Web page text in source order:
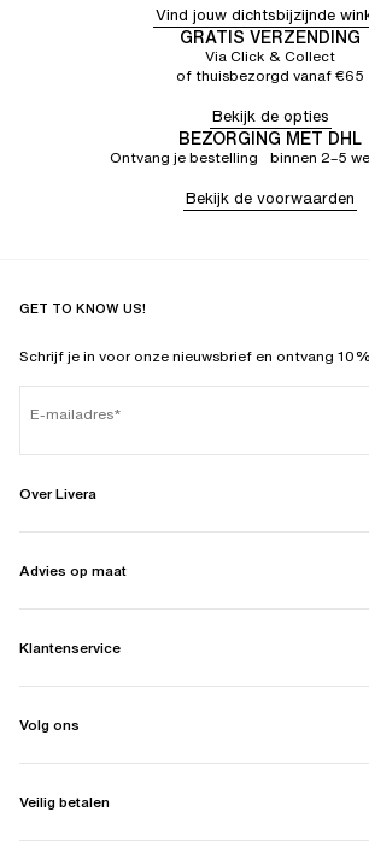
Vind jouw dichtsbijzijnde
GRATIS VERZENDING
Via Click & Collect
of thuisbezorgd vanaf €65
Bekijk de opties
BEZORGING MET DHL
Ontvang je bestelling binnen 2–5
Bekijk de voorwaarden
GET TO KNOW US!
Schrijf je in voor onze nieuwsbrief en ontvang
E-mailadres
Over Livera
Advies op maat
Klantenservice
Volg ons
Veilig betalen